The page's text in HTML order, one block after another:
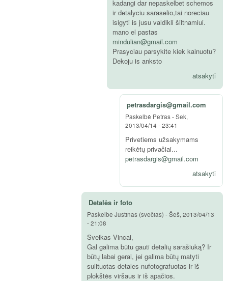
kadangi dar nepaskelbet schemos
ir detalyciu saraselio,tai noreciau
isigyti is jusu valdikli šiltnamiui.
mano el pastas
mindulian@gmail.com
Prasyciau parsykite kiek kainuotu?
Dekoju is anksto
atsakyti
petrasdargis@gmail.com
Paskelbė Petras-Sek,
2013/04/14 - 23:41
Privetiems užsakymams
reikėtų privačiai...
petrasdargis@gmail.com
atsakyti
Detalės ir foto
Paskelbė Justinas (svečias) -Šeš, 2013/04/13
- 21:08
Sveikas Vincai,
Gal galima būtu gauti detalių sarašiuką? Ir
būtų labai gerai, jei galima būtų matyti
sulituotas detales nufotografuotas ir iš
plokštės viršaus ir iš apačios.